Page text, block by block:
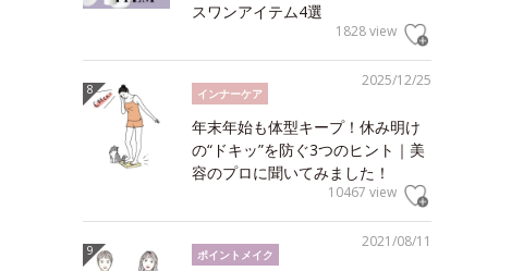
スワンアイテム4選
1828 view
2025/12/25
インナーケア
年末年始も体型キープ！休み明け
の“ドキッ”を防ぐ3つのヒント｜美
容のプロに聞いてみました！
10467 view
2021/08/11
ポイントメイク